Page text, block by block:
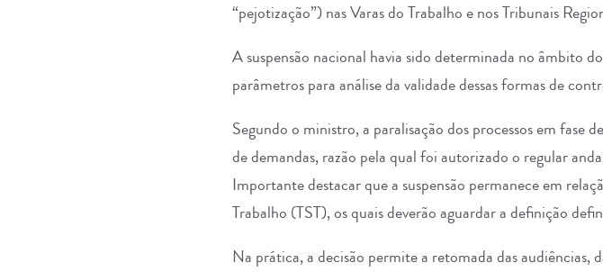
“pejotização”) nas Varas do Trabalho e nos Tribunais
A suspensão nacional havia sido determinada no âmbito
parâmetros para análise da validade dessas formas de
Segundo o ministro, a paralisação dos processos em
de demandas, razão pela qual foi autorizado o regular
Importante destacar que a suspensão permanece em
Trabalho (TST), os quais deverão aguardar a definição
Na prática, a decisão permite a retomada das audiências,